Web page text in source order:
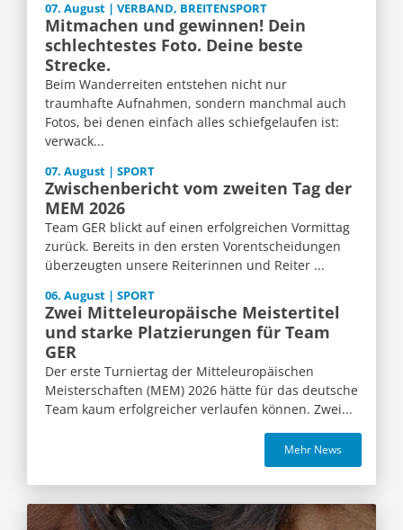
07. August | VERBAND, BREITENSPORT
Mitmachen und gewinnen! Dein
schlechtestes Foto. Deine beste
Strecke.
Beim Wanderreiten entstehen nicht nur
traumhafte Aufnahmen, sondern manchmal auch
Fotos, bei denen einfach alles schiefgelaufen ist:
verwack...
07. August | SPORT
Zwischenbericht vom zweiten Tag der
MEM 2026
Team GER blickt auf einen erfolgreichen Vormittag
zurück. Bereits in den ersten Vorentscheidungen
überzeugten unsere Reiterinnen und Reiter ...
06. August | SPORT
Zwei Mitteleuropäische Meistertitel
und starke Platzierungen für Team
GER
Der erste Turniertag der Mitteleuropäischen
Meisterschaften (MEM) 2026 hätte für das deutsche
Team kaum erfolgreicher verlaufen können. Zwei...
Mehr News